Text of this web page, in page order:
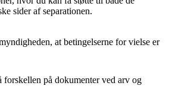
sider af separationen.
at betingelserne for vielse er
forskellen på dokumenter ved arv og